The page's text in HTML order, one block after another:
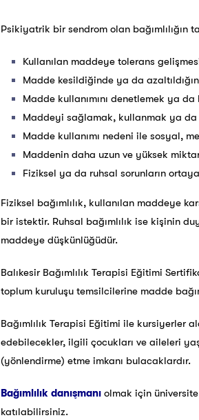
Psikiyatrik bir sendrom olan bağımlılığın
Kullanılan maddeye tolerans
Madde kesildiğinde ya da
Madde kullanımını denetlemek ya
Maddeyi sağlamak, kullanmak ya
Madde kullanımı nedeni ile sosyal,
Maddenin daha uzun ve yüksek
Fiziksel ya da ruhsal sorunların
Fiziksel bağımlılık, kullanılan maddeye
bir istektir. Ruhsal bağımlılık ise kişinin
maddeye düşkünlüğüdür.
Balıkesir Bağımlılık Terapisi Eğitimi
toplum kuruluşu temsilcilerine madde
Bağımlılık Terapisi Eğitimi ile kursiyerler
edebilecekler, ilgili çocukları ve aileleri
(yönlendirme) etme imkanı bulacaklardır.
Bağımlılık danışmanı olmak için üniversite
katılabilirsiniz.